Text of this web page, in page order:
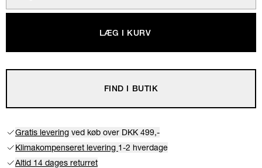
LÆG I KURV
FIND I BUTIK
Gratis levering ved køb over DKK 499,-
Klimakompenseret levering 1-2 hverdage
Altid 14 dages returret